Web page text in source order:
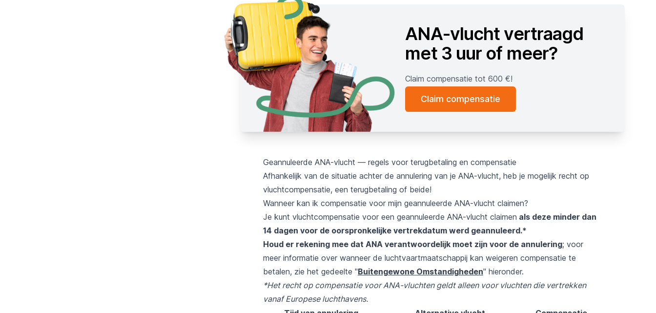
ANA-vlucht vertraagd
met 3 uur of meer?
Claim compensatie tot 600 €!
Claim compensatie
Geannuleerde ANA-vlucht — regels voor terugbetaling en compensatie
Afhankelijk van de situatie achter de annulering van je ANA-vlucht, heb je mogelijk recht op
vluchtcompensatie, een terugbetaling of beide!
Wanneer kan ik compensatie voor mijn geannuleerde ANA-vlucht claimen?
Je kunt vluchtcompensatie voor een geannuleerde ANA-vlucht claimen als deze minder dan
14 dagen voor de oorspronkelijke vertrekdatum werd geannuleerd.*
Houd er rekening mee dat ANA verantwoordelijk moet zijn voor de annulering; voor
meer informatie over wanneer de luchtvaartmaatschappij kan weigeren compensatie te
betalen, zie het gedeelte "Buitengewone Omstandigheden" hieronder.
*Het recht op compensatie voor ANA-vluchten geldt alleen voor vluchten die vertrekken
vanaf Europese luchthavens.